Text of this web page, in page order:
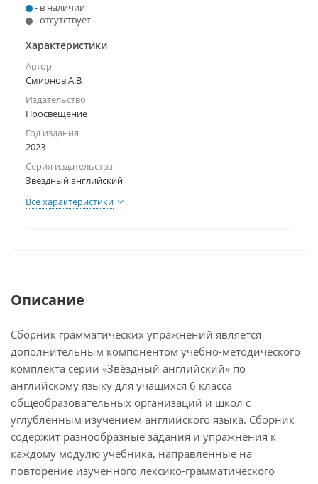
- в наличии
- отсутствует
Характеристики
Автор
Смирнов А.В.
Издательство
Просвещение
Год издания
2023
Серия издательства
Звездный английский
Все характеристики
Описание
Сборник грамматических упражнений является
дополнительным компонентом учебно-методического
комплекта серии «Звёздный английский» по
английскому языку для учащихся 6 класса
общеобразовательных организаций и школ с
углублённым изучением английского языка. Сборник
содержит разнообразные задания и упражнения к
каждому модулю учебника, направленные на
повторение изученного лексико-грамматического